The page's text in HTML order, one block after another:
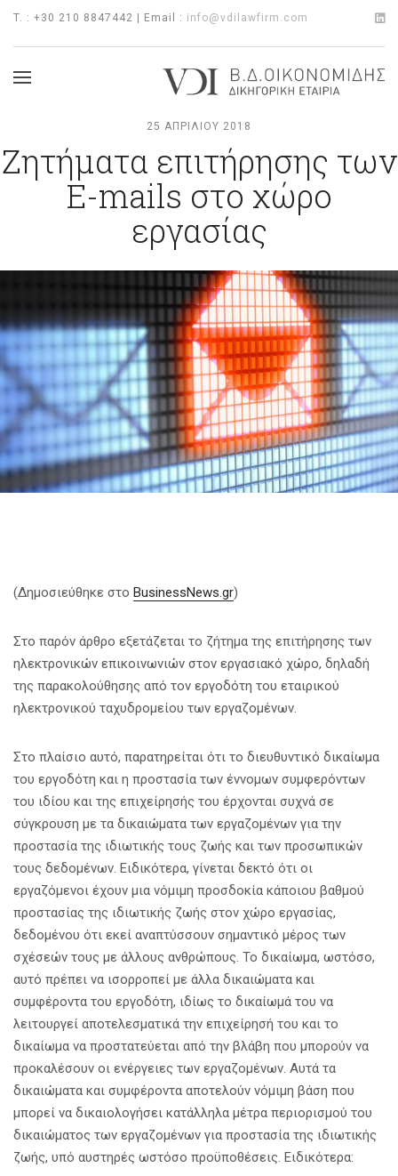
T. : +30 210 8847442 | Email : info@vdilawfirm.com
25 ΑΠΡΙΛΊΟΥ 2018
Ζητήματα επιτήρησης των
Ε-mails στο χώρο
εργασίας
(Δημοσιεύθηκε στο BusinessNews.gr)
Στο παρόν άρθρο εξετάζεται το ζήτημα της επιτήρησης των
ηλεκτρονικών επικοινωνιών στον εργασιακό χώρο, δηλαδή
της παρακολούθησης από τον εργοδότη του εταιρικού
ηλεκτρονικού ταχυδρομείου των εργαζομένων.
Στο πλαίσιο αυτό, παρατηρείται ότι το διευθυντικό δικαίωμα
του εργοδότη και η προστασία των έννομων συμφερόντων
του ιδίου και της επιχείρησής του έρχονται συχνά σε
σύγκρουση με τα δικαιώματα των εργαζομένων για την
προστασία της ιδιωτικής τους ζωής και των προσωπικών
τους δεδομένων. Ειδικότερα, γίνεται δεκτό ότι οι
εργαζόμενοι έχουν μια νόμιμη προσδοκία κάποιου βαθμού
προστασίας της ιδιωτικής ζωής στον χώρο εργασίας,
δεδομένου ότι εκεί αναπτύσσουν σημαντικό μέρος των
σχέσεών τους με άλλους ανθρώπους. Το δικαίωμα, ωστόσο,
αυτό πρέπει να ισορροπεί με άλλα δικαιώματα και
συμφέροντα του εργοδότη, ιδίως το δικαίωμά του να
λειτουργεί αποτελεσματικά την επιχείρησή του και το
δικαίωμα να προστατεύεται από την βλάβη που μπορούν να
προκαλέσουν οι ενέργειες των εργαζομένων. Αυτά τα
δικαιώματα και συμφέροντα αποτελούν νόμιμη βάση που
μπορεί να δικαιολογήσει κατάλληλα μέτρα περιορισμού του
δικαιώματος των εργαζομένων για προστασία της ιδιωτικής
ζωής, υπό αυστηρές ωστόσο προϋποθέσεις. Ειδικότερα: